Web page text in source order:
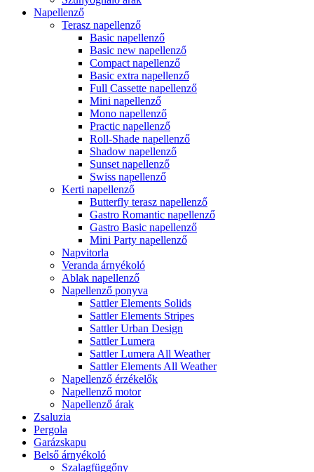
Napellenző
Terasz napellenző
Basic napellenző
Basic new napellenző
Compact napellenző
Basic extra napellenző
Full Cassette napellenző
Mini napellenző
Mono napellenző
Practic napellenző
Roll-Shade napellenző
Shadow napellenző
Sunset napellenző
Swiss napellenző
Kerti napellenző
Butterfly terasz napellenző
Gastro Romantic napellenző
Gastro Basic napellenző
Mini Party napellenző
Napvitorla
Veranda árnyékoló
Ablak napellenző
Napellenző ponyva
Sattler Elements Solids
Sattler Elements Stripes
Sattler Urban Design
Sattler Lumera
Sattler Lumera All Weather
Sattler Elements All Weather
Napellenző érzékelők
Napellenző motor
Napellenző árak
Zsaluzia
Pergola
Garázskapu
Belső árnyékoló
Szalagfüggőny